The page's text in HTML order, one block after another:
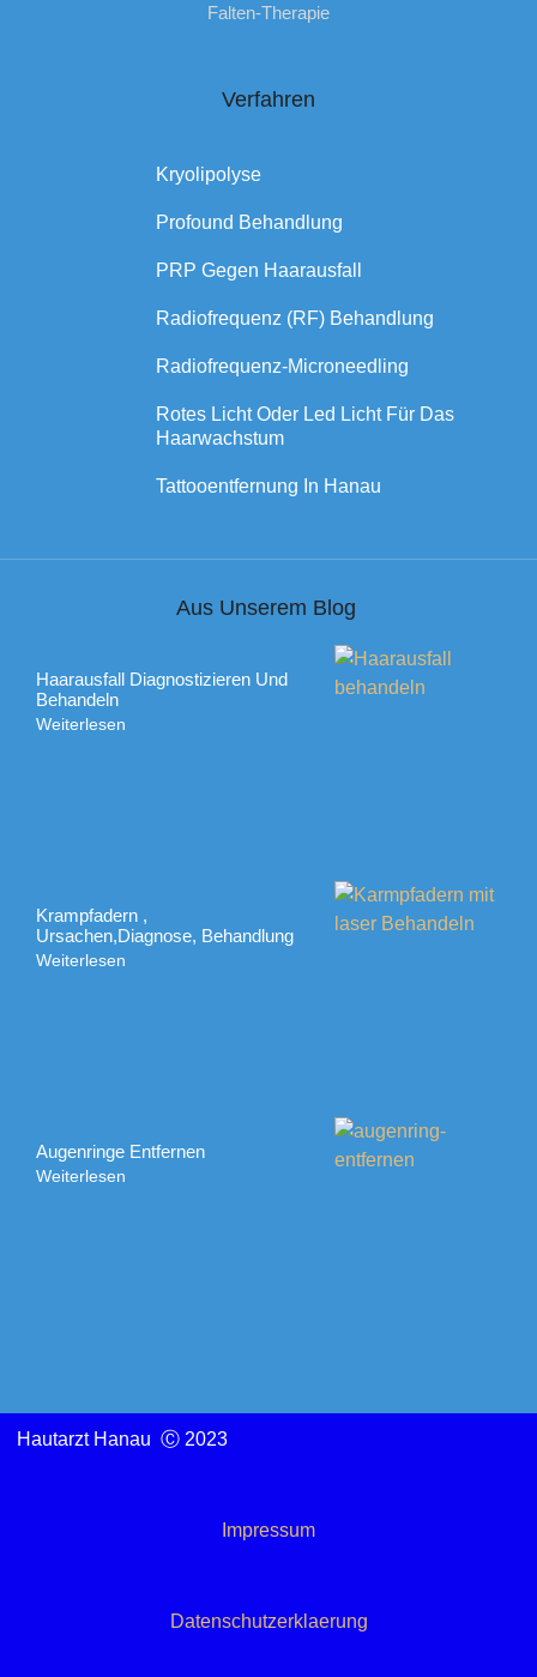
Falten-Therapie
Verfahren
Kryolipolyse
Profound Behandlung
PRP Gegen Haarausfall
Radiofrequenz (RF) Behandlung
Radiofrequenz-Microneedling
Rotes Licht Oder Led Licht Für Das
Haarwachstum
Tattooentfernung In Hanau
Aus Unserem Blog
Haarausfall Diagnostizieren Und
Behandeln
Weiterlesen
Krampfadern ,
Ursachen,Diagnose, Behandlung
Weiterlesen
Augenringe Entfernen
Weiterlesen
Hautarzt Hanau Ⓒ 2023
Impressum
Datenschutzerklaerung